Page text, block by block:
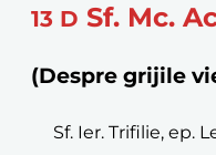
13 D Sf. Mc.
(Despre grijile
Sf. Ier. Trifilie, ep.